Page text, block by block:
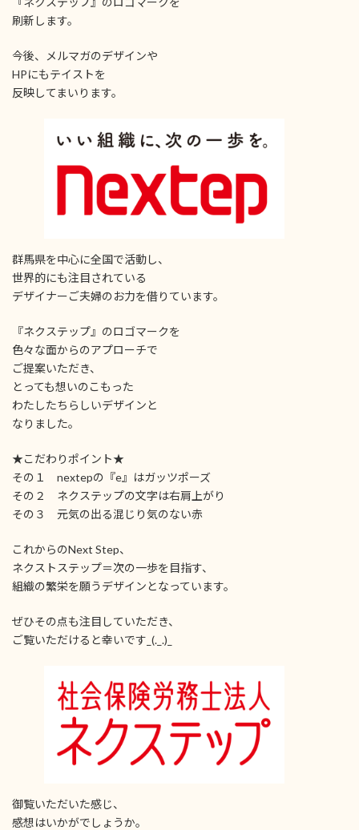
刷新します。
今後、メルマガのデザインや
HPにもテイストを
反映してまいります。
群馬県を中心に全国で活動し、
世界的にも注目されている
デザイナーご夫婦のお力を借りています。
『ネクステップ』のロゴマークを
色々な面からのアプローチで
ご提案いただき、
とっても想いのこもった
わたしたちらしいデザインと
なりました。
★こだわりポイント★
その１ nextepの『e』はガッツポーズ
その２ ネクステップの文字は右肩上がり
その３ 元気の出る混じり気のない赤
これからのNext Step、
ネクストステップ＝次の一歩を目指す、
組織の繁栄を願うデザインとなっています。
ぜひその点も注目していただき、
ご覧いただけると幸いです_(._.)_
御覧いただいた感じ、
感想はいかがでしょうか。